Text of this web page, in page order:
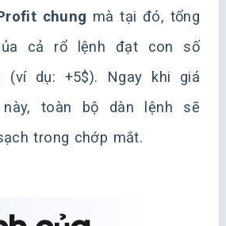
chung mà tại đó, tổng
cả rổ lệnh đạt con số
(ví dụ: +5$). Ngay khi giá
toàn bộ dàn lệnh sẽ
trong chớp mắt.